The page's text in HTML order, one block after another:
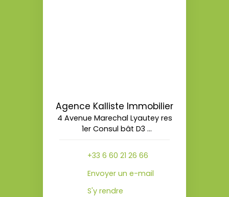
Agence Kalliste Immobilier
4 Avenue Marechal Lyautey res
1er Consul bât D3
+33 6 60 21 26 66
Envoyer un e-mail
S'y rendre